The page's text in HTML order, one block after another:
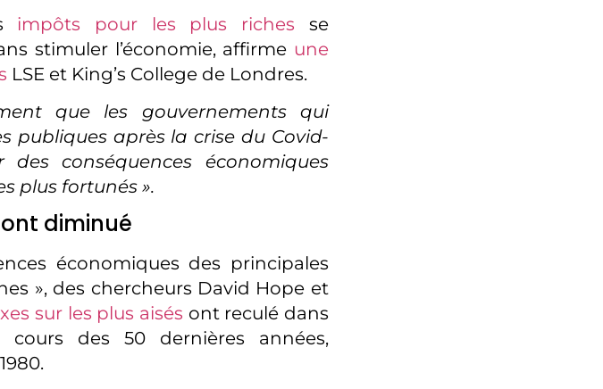
impôts pour les plus riches se
stimuler l’économie, affirme une
LSE et King’s College de Londres.
que les gouvernements qui
publiques après la crise du Covid-
conséquences économiques
plus fortunés ».
diminué
économiques des principales
», des chercheurs David Hope et
sur les plus aisés ont reculé dans
cours des 50 dernières années,